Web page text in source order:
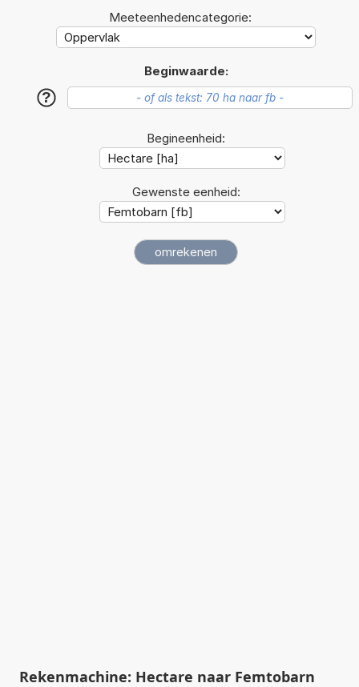
Meeteenhedencategorie:
Beginwaarde:
?
Begineenheid:
Gewenste eenheid:
Rekenmachine: Hectare naar Femtobarn